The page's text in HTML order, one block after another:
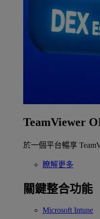
TeamViewer
於一個平台暢享
瞭解更多
關鍵整合功能
Microsoft Intune